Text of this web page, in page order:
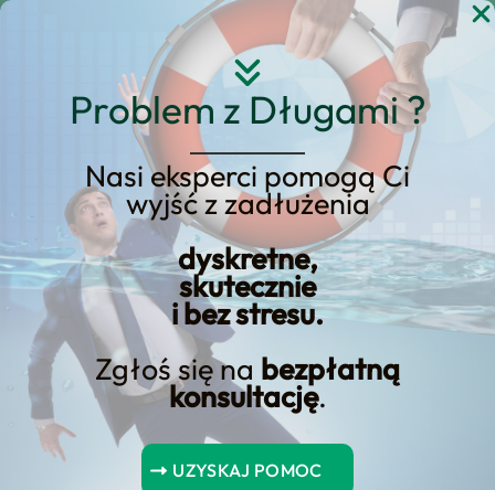
Problem z Długami ?
Nasi eksperci pomogą Ci
wyjść z zadłużenia
dyskretne,
skutecznie
i bez stresu.
Zgłoś się na bezpłatną
konsultację.
UZYSKAJ POMOC
Przejdź
Pożyczka hipoteczna
Spis Treści